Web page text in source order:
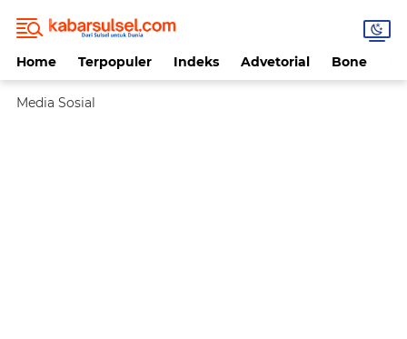
Home Terpopuler Indeks Advetorial Bone
Media Sosial